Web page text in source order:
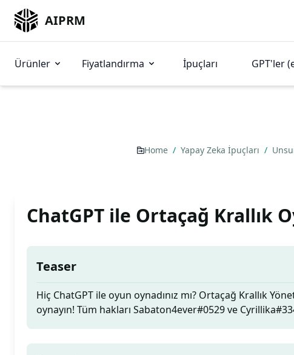
AIPRM
Ürünler Fiyatlandırma İpuçları GPT'ler
Home / Yapay Zeka İpuçları /
ChatGPT ile Ortaçağ Krallık
Teaser
Hiç ChatGPT ile oyun oynadınız mı? Ortaçağ Krallık
oynayın! Tüm hakları Sabaton4ever#0529 ve